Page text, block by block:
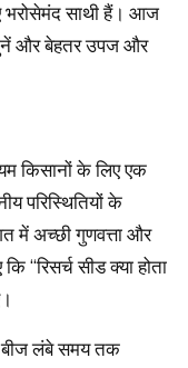
साथी हैं। आज
और बेहतर उपज और
किसानों के लिए एक
परिस्थितियों के
में अच्छी गुणवत्ता और
“रिसर्च सीड क्या होता
बीज लंबे समय तक